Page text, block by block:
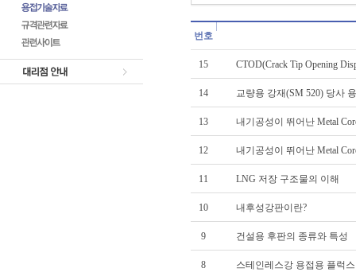
번호
15 CTOD(Crack Tip Opening
14 교량용 강재(SM 520) 당사
13 내기공성이 뛰어난 Metal
12 내기공성이 뛰어난 Metal
11 LNG 저장 구조물의 이해
10 내후성강판이란?
9 건설용 후판의 종류와 특성
8 스테인레스강 용접용 플럭